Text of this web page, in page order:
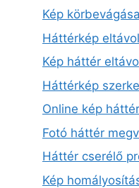
Kép
Háttérkép
Kép háttér
Háttérkép
Online kép
Fotó háttér
Háttér cserélő
Kép